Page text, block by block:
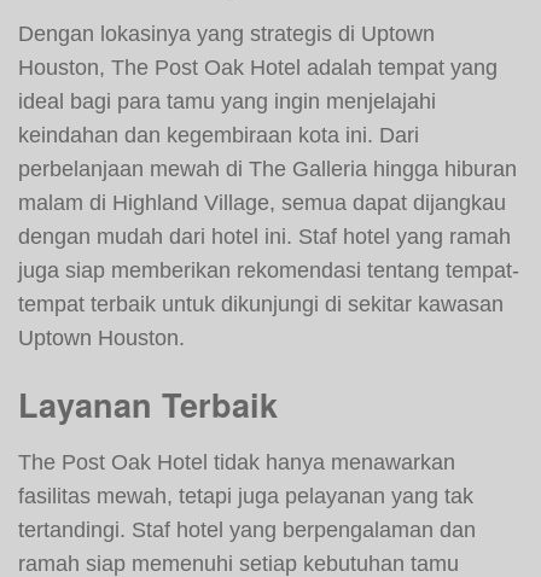
Dengan lokasinya yang strategis di Uptown
Houston, The Post Oak Hotel adalah tempat yang
ideal bagi para tamu yang ingin menjelajahi
keindahan dan kegembiraan kota ini. Dari
perbelanjaan mewah di The Galleria hingga hiburan
malam di Highland Village, semua dapat dijangkau
dengan mudah dari hotel ini. Staf hotel yang ramah
juga siap memberikan rekomendasi tentang tempat-
tempat terbaik untuk dikunjungi di sekitar kawasan
Uptown Houston.
Layanan Terbaik
The Post Oak Hotel tidak hanya menawarkan
fasilitas mewah, tetapi juga pelayanan yang tak
tertandingi. Staf hotel yang berpengalaman dan
ramah siap memenuhi setiap kebutuhan tamu